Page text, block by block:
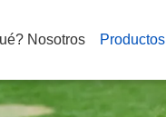
Nosotros Productos